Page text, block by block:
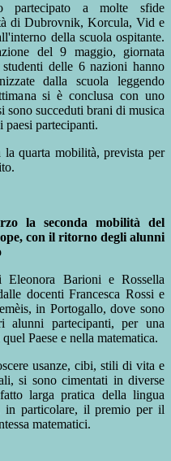
partecipato a molte sfide
di Dubrovnik, Korcula, Vid e
della scuola ospitante.
del 9 maggio, giornata
delle 6 nazioni hanno
dalla scuola leggendo
si è conclusa con uno
sono succeduti brani di musica
paesi partecipanti.
quarta mobilità, prevista per
la seconda mobilità del
con il ritorno degli alunni
Barioni e Rossella
docenti Francesca Rossi e
in Portogallo, dove sono
partecipanti, per una
Paese e nella matematica.
usanze, cibi, stili di vita e
si sono cimentati in diverse
larga pratica della lingua
in particolare, il premio per il
matematici.